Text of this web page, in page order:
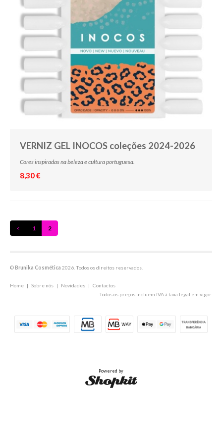
VERNIZ GEL INOCOS coleções 2024-2026
Cores inspiradas na beleza e cultura portuguesa.
8,30 €
< 1 2
©Brunika Cosmética 2026. Todos os direitos reservados.
Home | Sobre nós | Novidades | Contactos
Todos os preços incluem IVA à taxa legal em vigor.
Powered by